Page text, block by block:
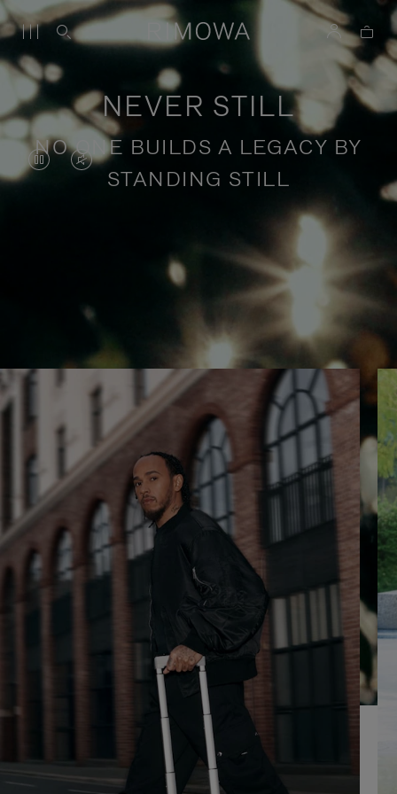
NEVER STILL
NO ONE BUILDS A LEGACY BY
STANDING STILL
DAS
ANGEHALTEN,
BITTE
SIE,
UM
ES
ABZUSPIELEN.
VIDEO
STUMMGESCHALTET,
KLICKEN
ZUM
AUFHEBEN
DER
STUMMSCHALTUNG
Geschichten über inspirierende
Reisen